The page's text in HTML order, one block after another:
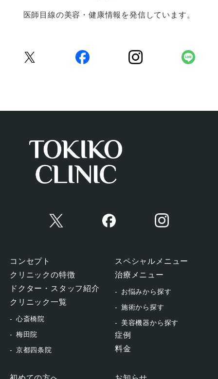
医師目線の美容・健康情報を発信しています。
コンセプト
クリニックの特徴
ドクター・スタッフ紹介
クリニック一覧
心斎橋院
梅田院
京都四条院
スペシャルメニュー
治療メニュー
お悩みから探す
施術から探す
美容機器から探す
症例
料金